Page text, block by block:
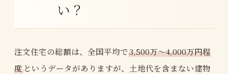
い？
注文住宅の総額は、全国平均で3,500万〜4,000万円程
度 というデータがありますが、土地代を含まない建物